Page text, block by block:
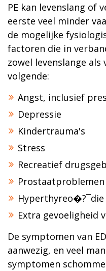
PE kan levenslang of
eerste veel minder
de mogelijke
factoren die in
zowel levenslange als
volgende:
Angst, inclusief
Depressie
Kindertrauma's
Stress
Recreatief
Prostaatproblemen
Extra gevoeligheid
De symptomen van
aanwezig, en veel
symptomen